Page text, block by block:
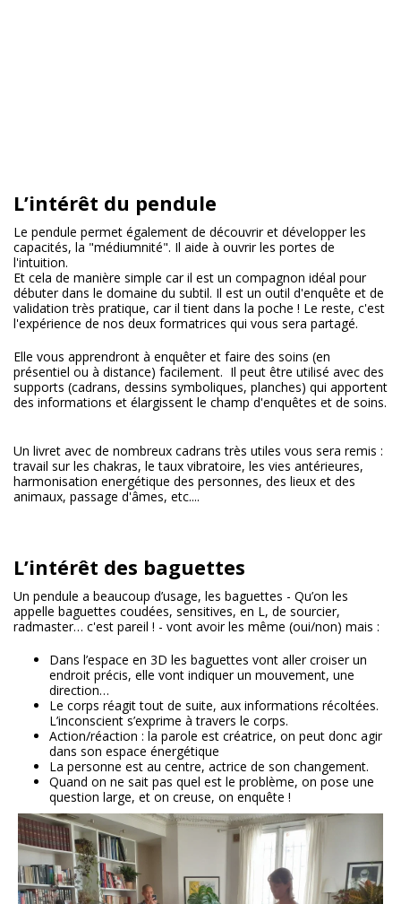
L’intérêt du pendule
Le pendule permet également de découvrir et développer les
capacités, la "médiumnité". Il aide à ouvrir les portes de
l'intuition.
Et cela de manière simple car il est un compagnon idéal pour
débuter dans le domaine du subtil. Il est un outil d'enquête et de
validation très pratique, car il tient dans la poche ! Le reste, c'est
l'expérience de nos deux formatrices qui vous sera partagé.
Elle vous apprendront à enquêter et faire des soins (en
présentiel ou à distance) facilement. Il peut être utilisé avec des
supports (cadrans, dessins symboliques, planches) qui apportent
des informations et élargissent le champ d'enquêtes et de soins.
Un livret avec de nombreux cadrans très utiles vous sera remis :
travail sur les chakras, le taux vibratoire, les vies antérieures,
harmonisation energétique des personnes, des lieux et des
animaux, passage d'âmes, etc....
L’intérêt des baguettes
Un pendule a beaucoup d’usage, les baguettes - Qu’on les
appelle baguettes coudées, sensitives, en L, de sourcier,
radmaster… c'est pareil ! - vont avoir les même (oui/non) mais :
Dans l’espace en 3D les baguettes vont aller croiser un
endroit précis, elle vont indiquer un mouvement, une
direction…
Le corps réagit tout de suite, aux informations récoltées.
L’inconscient s’exprime à travers le corps.
Action/réaction : la parole est créatrice, on peut donc agir
dans son espace énergétique
La personne est au centre, actrice de son changement.
Quand on ne sait pas quel est le problème, on pose une
question large, et on creuse, on enquête !